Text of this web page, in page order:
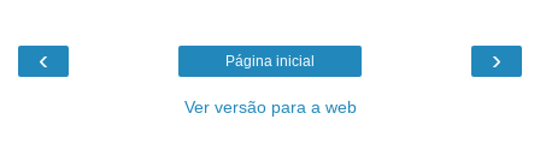
‹ ›
Página inicial
Ver versão para a web